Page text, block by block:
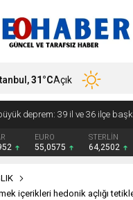
EURO
55,0575
STERLİN
64,2502
31°CAçık
içerikleri hedonik açlığı